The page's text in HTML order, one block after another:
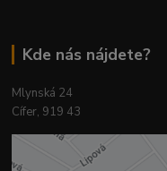
Kde nás nájdete?
Mlynská 24
Cífer, 919 43